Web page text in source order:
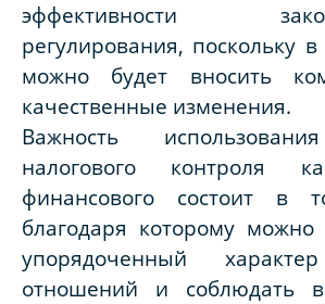
эффективности
регулирования, поскольку
можно будет вносить
качественные изменения.
Важность
налогового контроля
финансового состоит в
благодаря которому можно
упорядоченный
отношений и соблюдать